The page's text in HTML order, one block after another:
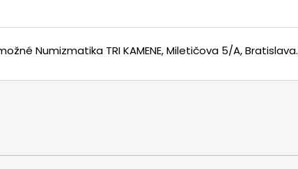
Numizmatika TRI KAMENE, Miletičova 5/A, Bratislava.